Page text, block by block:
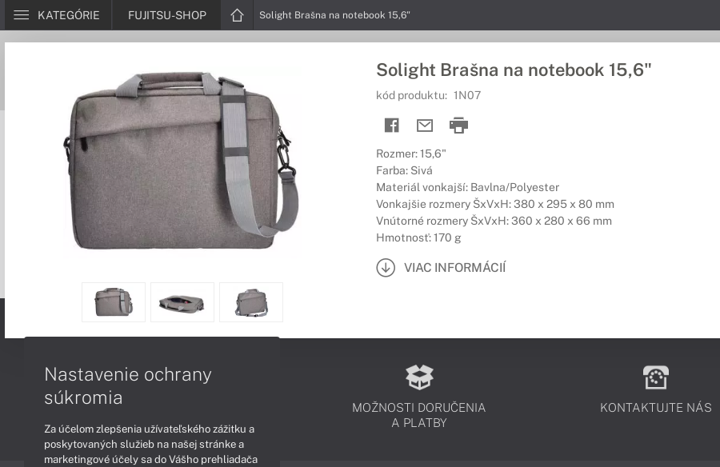
KATEGÓRIE FUJITSU-SHOP Solight Brašna na notebook 15,6"
Solight Brašna na notebook 15,6"
kód produktu: 1N07
Rozmer: 15,6"
Farba: Sivá
Materiál vonkajší: Bavlna/Polyester
Vonkajšie rozmery ŠxVxH: 380 x 295 x 80 mm
Vnútorné rozmery ŠxVxH: 360 x 280 x 66 mm
Hmotnosť: 170 g
VIAC INFORMÁCIÍ
MOŽNOSTI DORUČENIA
A PLATBY
KONTAKTUJTE NÁS
Nastavenie ochrany
súkromia
Za účelom zlepšenia užívateľského zážitku a
poskytovaných služieb na našej stránke a
marketingové účely sa do Vášho prehliadača